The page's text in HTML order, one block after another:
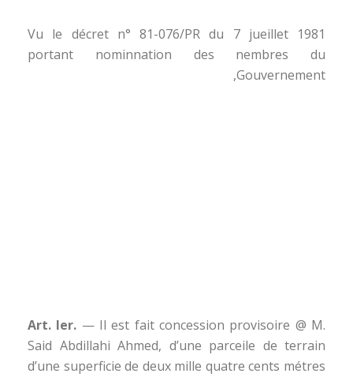
Vu le décret n° 81-076/PR du 7 jueillet 1981
portant nominnation des nembres du
Gouvernement,
Art. ler. — Il est fait concession provisoire @ M.
Said Abdillahi Ahmed, d’une parceile de terrain
d’une superficie de deux mille quatre cents métres